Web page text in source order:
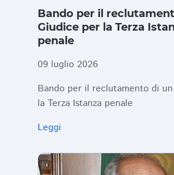
Bando per il
Giudice per la Terza
penale
09 luglio 2026
Bando per il reclutamento di
la Terza Istanza penale
Leggi